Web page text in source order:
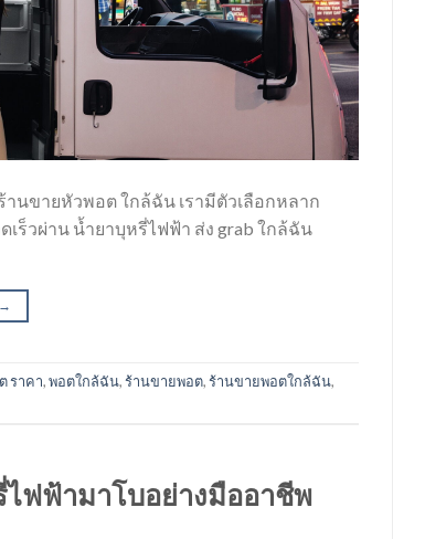
ขายหัวพอต ใกล้ฉัน เรามีตัวเลือกหลาก
ร็วผ่าน น้ำยาบุหรี่ไฟฟ้า ส่ง grab ใกล้ฉัน
→
ราคา,พอตใกล้ฉัน,ร้านขายพอต,ร้านขายพอตใกล้ฉัน,
ฟฟ้ามาโบอย่างมืออาชีพ